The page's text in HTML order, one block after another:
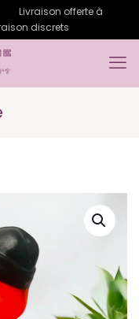
Livraison offerte à
discrets